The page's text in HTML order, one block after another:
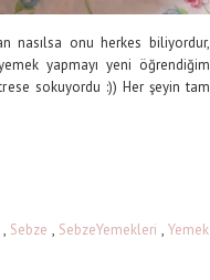
nasılsa onu herkes biliyordur,
yapmayı yeni öğrendiğim
sokuyordu :)) Her şeyin tam
, Sebze , SebzeYemekleri , Yemek